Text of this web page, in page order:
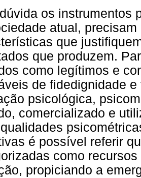
os instrumentos
atual,
que
que produzem.
como legítimos e
de fidedignidade
psicológica,
comercializado e
é possível referir
como
propiciando a